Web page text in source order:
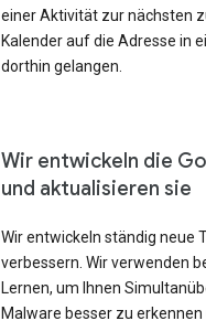
einer Aktivität zur nächsten
Kalender auf die Adresse in
dorthin gelangen.
Wir entwickeln die
und aktualisieren sie
Wir entwickeln ständig neue
verbessern. Wir verwenden
Lernen, um Ihnen
Malware besser zu